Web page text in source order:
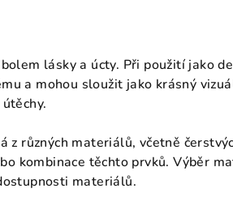
lásky a úcty. Při použití jako
a mohou sloužit jako krásný
z různých materiálů, včetně
kombinace těchto prvků. Výběr
materiálů.